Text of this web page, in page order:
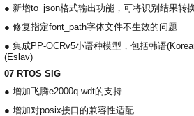
● 新增to_json格式输出功能，可将识别结果转
● 修复指定font_path字体文件不生效的问题
● 集成PP-OCRv5小语种模型，包括韩语
(Eslav)
07 RTOS SIG
● 增加飞腾e2000q wdt的支持
● 增加对posix接口的兼容性适配